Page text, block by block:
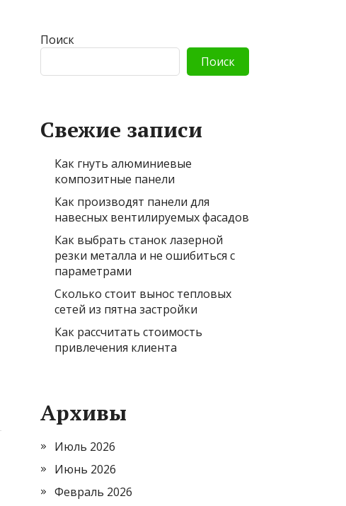
Поиск
Поиск
Свежие записи
Как гнуть алюминиевые
композитные панели
Как производят панели для
навесных вентилируемых фасадов
Как выбрать станок лазерной
резки металла и не ошибиться с
параметрами
Сколько стоит вынос тепловых
сетей из пятна застройки
Как рассчитать стоимость
привлечения клиента
Архивы
Июль 2026
Июнь 2026
Февраль 2026